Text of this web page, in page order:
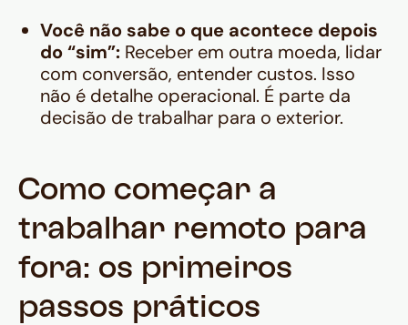
Você não sabe o que acontece depois
do “sim”: Receber em outra moeda, lidar
com conversão, entender custos. Isso
não é detalhe operacional. É parte da
decisão de trabalhar para o exterior.
Como começar a
trabalhar remoto para
fora: os primeiros
passos práticos